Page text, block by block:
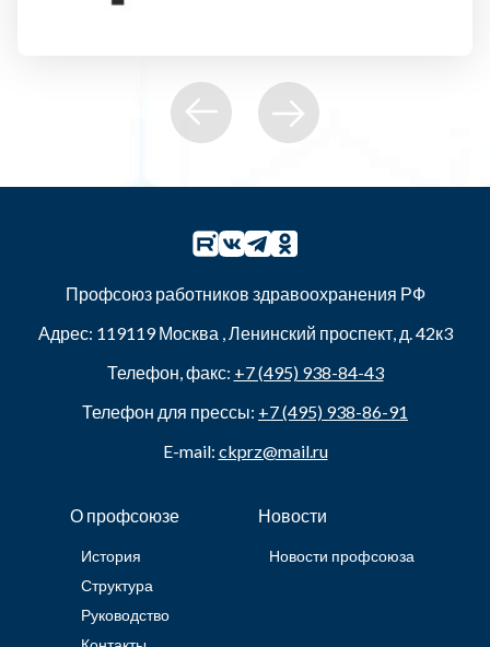
Профсоюз работников здравоохранения РФ
Адрес: 119119Москва ,Ленинский проспект, д. 42к3
Телефон, факс: +7 (495) 938-84-43
Телефон для прессы: +7 (495) 938-86-91
E-mail: ckprz@mail.ru
О профсоюзе
История
Структура
Руководство
Новости
Новости профсоюза